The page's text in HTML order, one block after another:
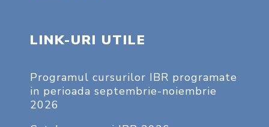
LINK-URI UTILE
Programul cursurilor IBR programate
in perioada septembrie-noiembrie
2026